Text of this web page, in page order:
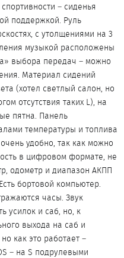
– сиденья
поддержкой. Руль
с утолщениями на 3
музыкой расположены
выбора передач – можно
Материал сидений
(хотел светлый салон, но
отсутствия таких L), на
пятна. Панель
температуры и топлива
удобно, так как можно
в цифровом формате, не
одометр и диапазон АКПП
бортовой компьютер.
часы. Звук
усилок и саб, но, к
выхода на саб и
как это работает –
– на S подрулевыми